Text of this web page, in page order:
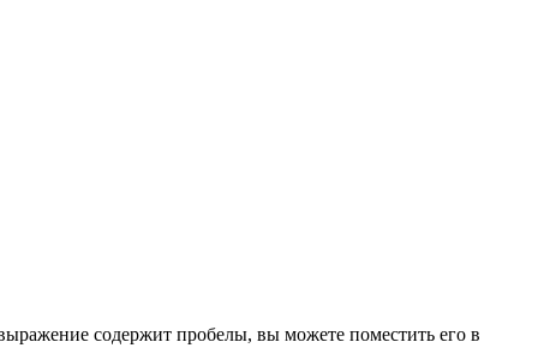
содержит пробелы, вы можете поместить его в